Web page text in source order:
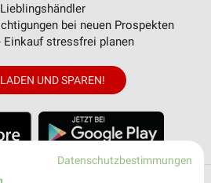
bei neuen Prospekten
Einkauf stressfrei planen
UND SPAREN!
Datenschutzbestimmungen